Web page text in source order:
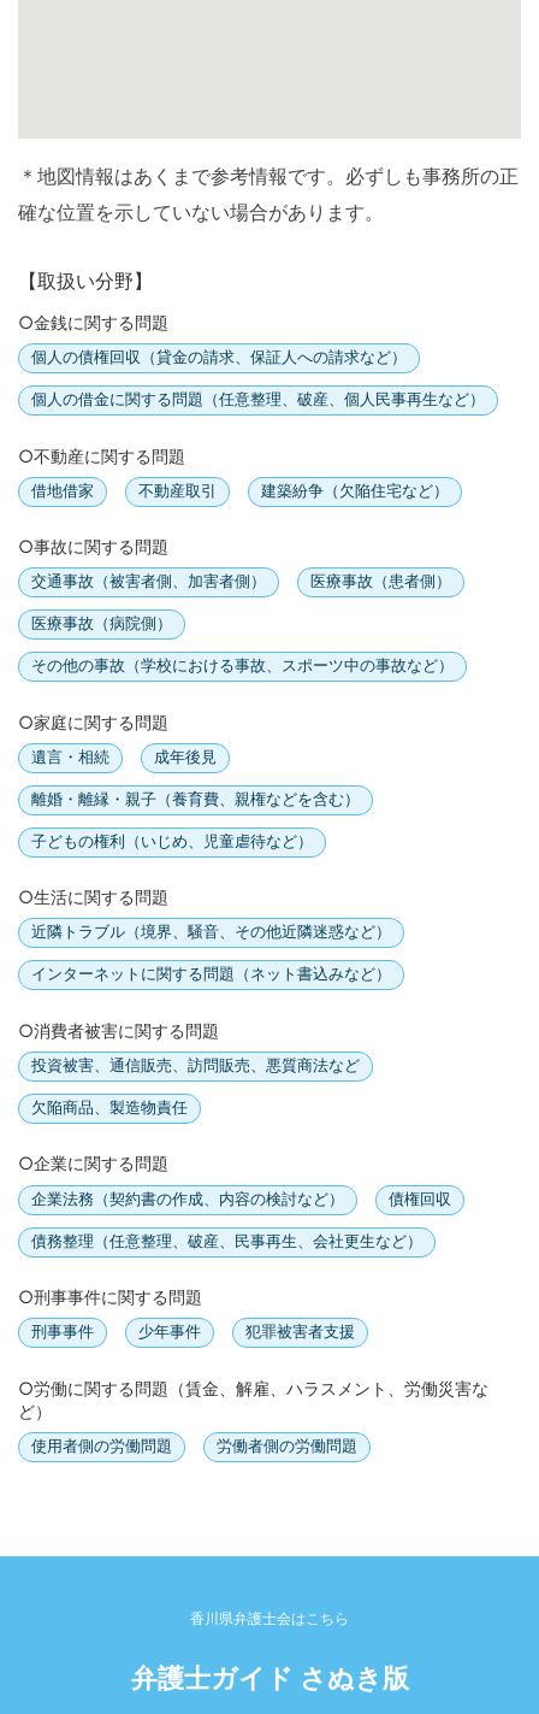
＊地図情報はあくまで参考情報です。必ずしも事務所の正
確な位置を示していない場合があります。
【取扱い分野】
○金銭に関する問題
個人の債権回収（貸金の請求、保証人への請求など）
個人の借金に関する問題（任意整理、破産、個人民事再生など）
○不動産に関する問題
借地借家 不動産取引 建築紛争（欠陥住宅など）
○事故に関する問題
交通事故（被害者側、加害者側） 医療事故（患者側）
医療事故（病院側）
その他の事故（学校における事故、スポーツ中の事故など）
○家庭に関する問題
遺言・相続 成年後見
離婚・離縁・親子（養育費、親権などを含む）
子どもの権利（いじめ、児童虐待など）
○生活に関する問題
近隣トラブル（境界、騒音、その他近隣迷惑など）
インターネットに関する問題（ネット書込みなど）
○消費者被害に関する問題
投資被害、通信販売、訪問販売、悪質商法など
欠陥商品、製造物責任
○企業に関する問題
企業法務（契約書の作成、内容の検討など） 債権回収
債務整理（任意整理、破産、民事再生、会社更生など）
○刑事事件に関する問題
刑事事件 少年事件 犯罪被害者支援
○労働に関する問題（賃金、解雇、ハラスメント、労働災害な
ど）
使用者側の労働問題 労働者側の労働問題
香川県弁護士会はこちら
弁護士ガイド さぬき版